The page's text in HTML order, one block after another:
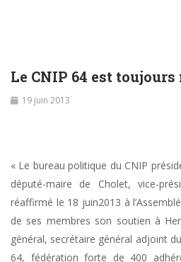
Le CNIP 64 est toujours
19 juin 2013
« Le bureau politique du CNIP
député-maire de Cholet, vice-
réaffirmé le 18 juin2013 à
de ses membres son soutien à
général, secrétaire général adjoint
64, fédération forte de 400